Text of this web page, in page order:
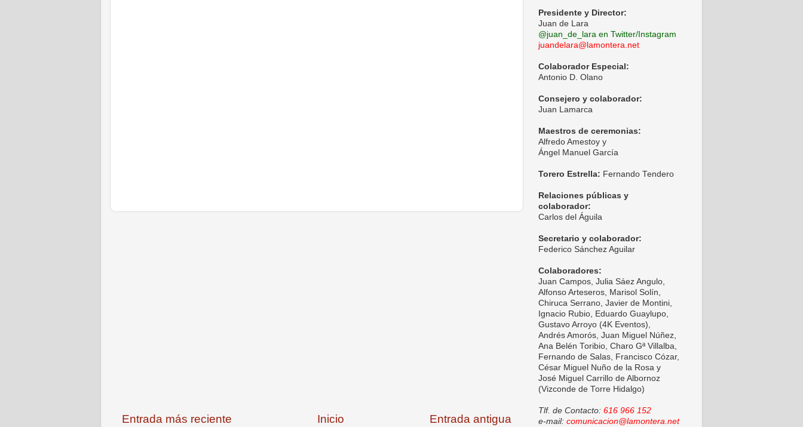
Entrada más reciente Entrada antigua
Inicio
Presidente y Director:
Juan de Lara
@juan_de_lara en Twitter/Instagram
juandelara@lamontera.net
Colaborador Especial:
Antonio D. Olano
Consejero y colaborador:
Juan Lamarca
Maestros de ceremonias:
Alfredo Amestoy y
Ángel Manuel García
Torero Estrella: Fernando Tendero
Relaciones públicas y
colaborador:
Carlos del Águila
Secretario y colaborador:
Federico Sánchez Aguilar
Colaboradores:
Juan Campos, Julia Sáez Angulo,
Alfonso Arteseros, Marisol Solín,
Chiruca Serrano, Javier de Montini,
Ignacio Rubio, Eduardo Guaylupo,
Gustavo Arroyo (4K Eventos),
Andrés Amorós, Juan Miguel Núñez,
Ana Belén Toribio, Charo Gª Villalba,
Fernando de Salas, Francisco Cózar,
César Miguel Nuño de la Rosa y
José Miguel Carrillo de Albornoz
(Vizconde de Torre Hidalgo)
Tlf. de Contacto: 616 966 152
e-mail: comunicacion@lamontera.net